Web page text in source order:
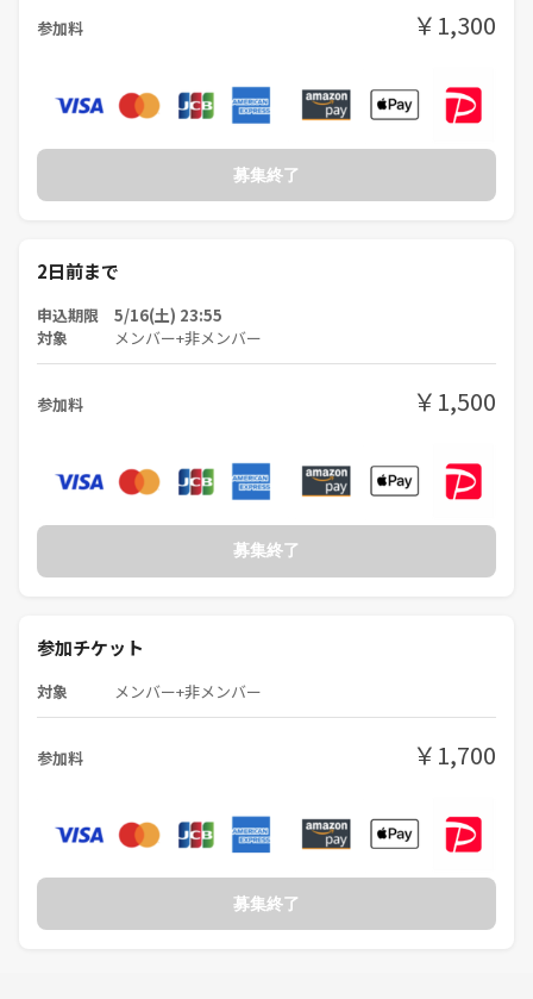
参加料 ￥1,300
募集終了
2日前まで
申込期限 5/16(土) 23:55
対象 メンバー+非メンバー
参加料 ￥1,500
募集終了
参加チケット
対象 メンバー+非メンバー
参加料 ￥1,700
募集終了